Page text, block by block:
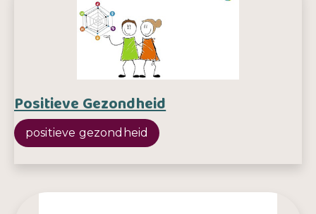
Positieve Gezondheid
positieve gezondheid